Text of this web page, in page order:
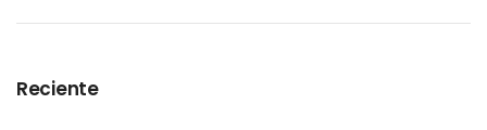
Reciente